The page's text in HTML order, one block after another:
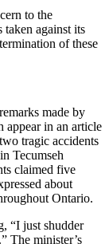
to the
taken against its
of these
made by
in an article
tragic accidents
Tecumseh
claimed five
about
Ontario.
“I just shudder
The minister’s